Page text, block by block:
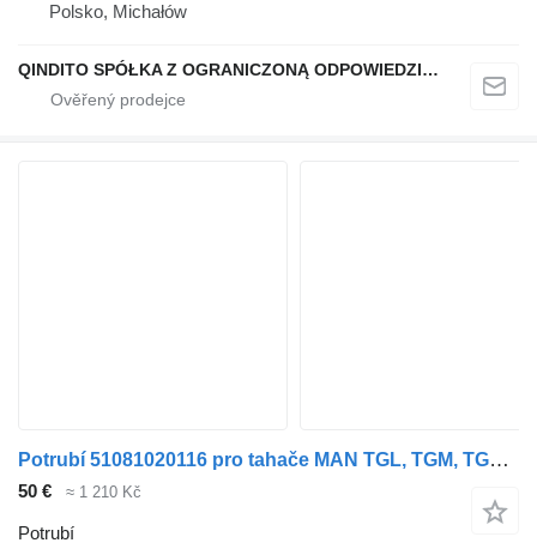
Polsko, Michałów
QINDITO SPÓŁKA Z OGRANICZONĄ ODPOWIEDZIALNOŚCIĄ
Potrubí 51081020116 pro tahače MAN TGL, TGM, TGS, TGX (2005-2021)
50 € ≈ 1 210 Kč
Potrubí